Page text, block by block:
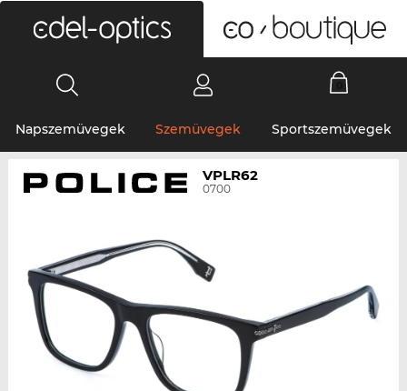
Napszemüvegek Szemüvegek Sportszemüvegek
VPLR62
0700